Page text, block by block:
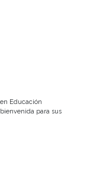
Educación
para sus